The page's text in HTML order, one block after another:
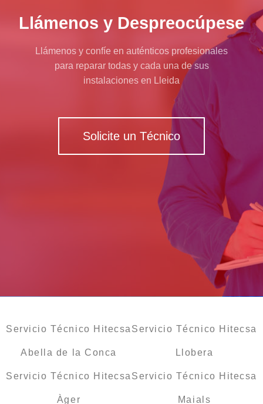
Llámenos y Despreocúpese
Llámenos y confíe en auténticos profesionales
para reparar todas y cada una de sus
instalaciones en Lleida
Solicite un Técnico
Servicio Técnico Hitecsa
Abella de la Conca
Servicio Técnico Hitecsa
Àger
Servicio Técnico Hitecsa
Llobera
Servicio Técnico Hitecsa
Maials